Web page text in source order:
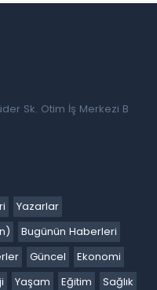
Sk. Otim İş Merkezi B
Yazarlar
Bugünün Haberleri
Güncel
Ekonomi
Yaşam Eğitim
Sağlık